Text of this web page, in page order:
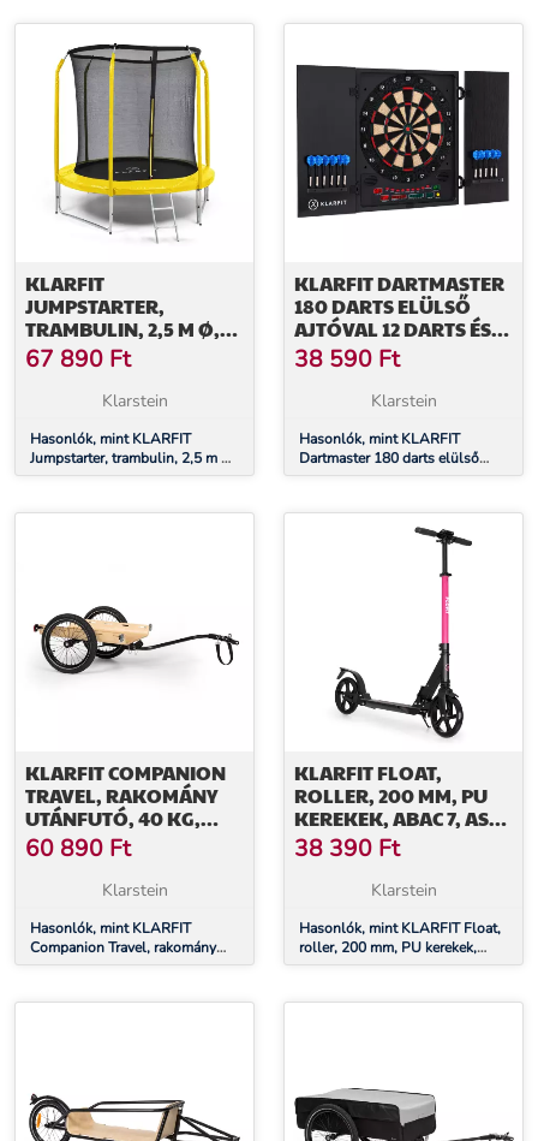
KLARFIT
JUMPSTARTER,
TRAMBULIN, 2,5 M Ø,
HÁLÓ 120 KG MAX., 195
CM Ø UGRÓFELÜLET
67 890 Ft
Klarstein
Hasonlók, mint KLARFIT
Jumpstarter, trambulin, 2,5 m Ø,
háló 120 kg max., 195 cm Ø
KLARFIT DARTMASTER
180 DARTS ELÜLSŐ
AJTÓVAL 12 DARTS ÉS
24 DARTS HEGY
TÁPEGYSÉG FALI
KONZOL
38 590 Ft
Klarstein
Hasonlók, mint KLARFIT
Dartmaster 180 darts elülső
ajtóval 12 darts és 24 darts hegy
KLARFIT COMPANION
TRAVEL, RAKOMÁNY
UTÁNFUTÓ, 40 KG,
KERÉKPÁR UTÁNFUTÓ,
FEKETE/FA
60 890 Ft
Klarstein
Hasonlók, mint KLARFIT
Companion Travel, rakomány
utánfutó, 40 kg, kerékpár
KLARFIT FLOAT,
ROLLER, 200 MM, PU
KEREKEK, ABAC 7, AS-
SOFT GRIPS
FOGANTYÚK,
BÍBORVÖRÖS
38 390 Ft
Klarstein
Hasonlók, mint KLARFIT Float,
roller, 200 mm, PU kerekek,
ABAC 7, AS-soft grips